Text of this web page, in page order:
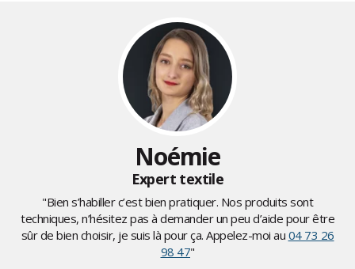
Noémie
Expert textile
"Bien s’habiller c’est bien pratiquer. Nos produits sont
techniques, n’hésitez pas à demander un peu d’aide pour être
sûr de bien choisir, je suis là pour ça. Appelez-moi au 04 73 26
98 47"